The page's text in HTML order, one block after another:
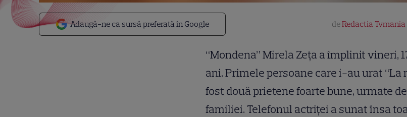
Adaugă-ne ca sursă preferată în Google deRedactia Tvmania
“Mondena” Mirela Zeţa a împlinit vineri,
ani. Primele persoane care i-au urat “La
fost două prietene foarte bune, urmate
familiei. Telefonul actriţei a sunat însa